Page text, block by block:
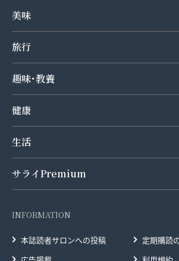
美味
旅行
趣味･教養
健康
生活
サライPremium
INFORMATION
本誌読者サロンへの投稿
定期購読